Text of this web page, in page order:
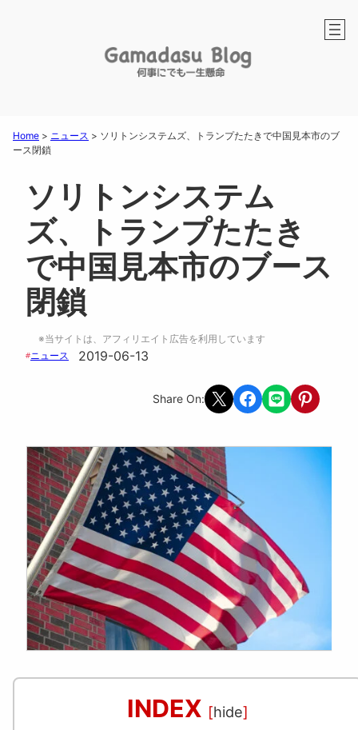
Home > ニュース > ソリトンシステムズ、トランプたたきで中国見本市のブ
ース閉鎖
ソリトンシステム
ズ、トランプたたき
で中国見本市のブース
閉鎖
※当サイトは、アフィリエイト広告を利用しています
#ニュース 2019-06-13
Share On: Share on X Share on Facebook
Share on LINEShare on
INDEX [hide]